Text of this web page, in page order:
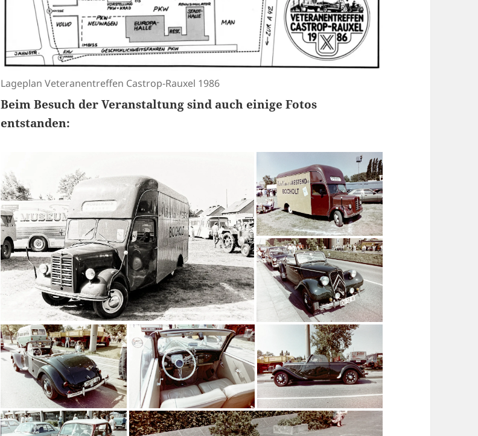
Lageplan Veteranentreffen Castrop-Rauxel 1986
Beim Besuch der Veranstaltung sind auch einige Fotos
entstanden: